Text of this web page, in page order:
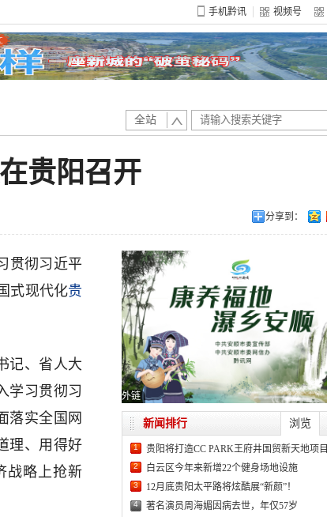
手机黔讯 视频号
全站
贵阳召开
分享到：
贯彻习近平
式现代化贵
记、省人大
学习贯彻习
落实全国网
理、用得好
战略上抢新
外链
浏览
新闻排行
1 贵阳将打造CC PARK王府井国贸新天地项目
2 白云区今年来新增22个健身场地设施
3 12月底贵阳太平路将炫酷展“新颜”！
4 著名演员周海媚因病去世，年仅57岁